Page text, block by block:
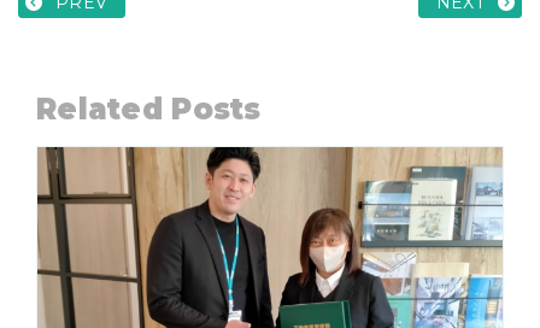
Related Posts